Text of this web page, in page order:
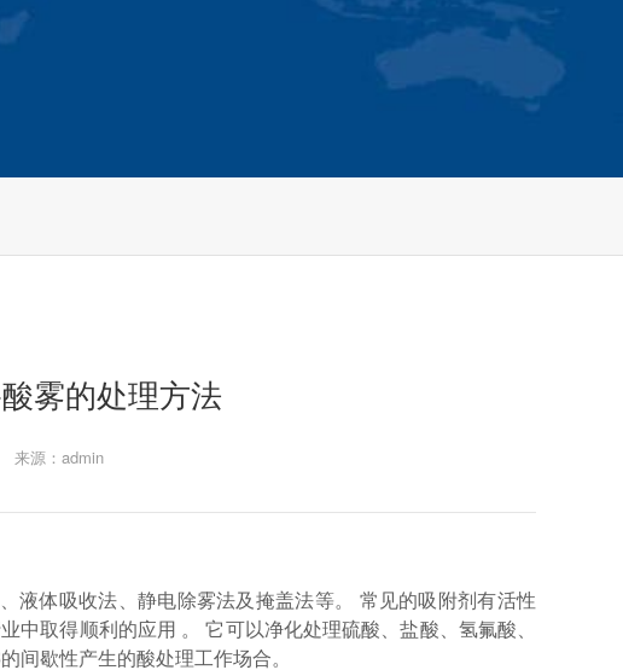
雾的处理方法
来源：admin
液体吸收法、静电除雾法及掩盖法等。 常见的吸附剂有活性
中取得顺利的应用 。 它可以净化处理硫酸、盐酸、氢氟酸、
间歇性产生的酸处理工作场合。